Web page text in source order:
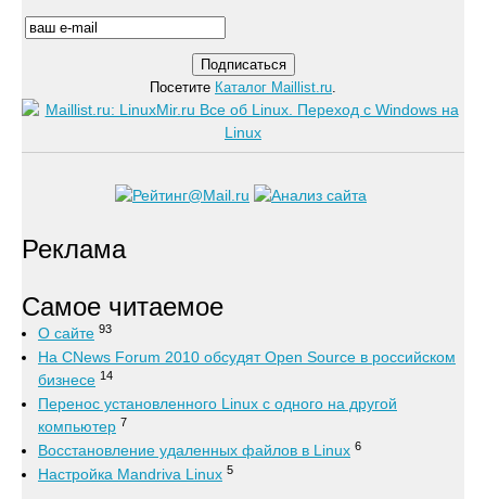
Посетите Каталог Maillist.ru.
Реклама
Самое читаемое
О сайте 93
На CNews Forum 2010 обсудят Open Source в российском
бизнесе 14
Перенос установленного Linux с одного на другой
компьютер 7
Восстановление удаленных файлов в Linux 6
Настройка Mandriva Linux 5